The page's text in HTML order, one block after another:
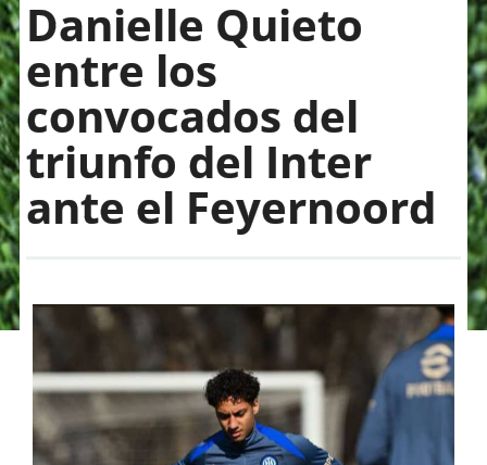
Danielle Quieto
entre los
convocados del
triunfo del Inter
ante el Feyernoord